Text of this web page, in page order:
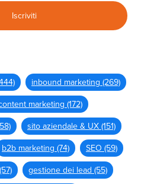
inbound marketing (269)
marketing (172)
sito aziendale & UX (151)
b2b marketing (74) SEO (59)
(57) gestione dei lead (55)